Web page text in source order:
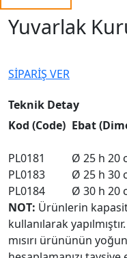
Yuvarlak
SİPARİŞ VER
Teknik Detay
Kod (Code) Ebat
PL0181 Ø 25 h 20
PL0183
Ø 25 h 30
PL0184
Ø 30 h 20
NOT: Ürünlerin
kullanılarak
mısırı ürününün